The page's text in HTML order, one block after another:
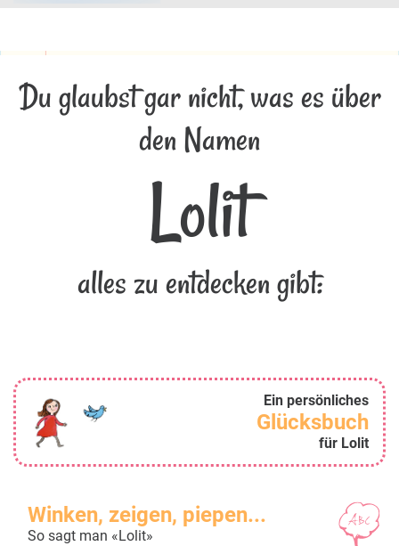
Du glaubst gar nicht, was es über
den Namen
Lolit
alles zu entdecken gibt:
Ein persönliches
Glücksbuch
für Lolit
Winken, zeigen, piepen...
So sagt man «Lolit»